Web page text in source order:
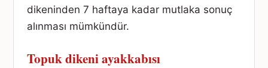
dikeninden 7 haftaya kadar mutlaka sonuç
alınması mümkündür.
Topuk dikeni ayakkabısı